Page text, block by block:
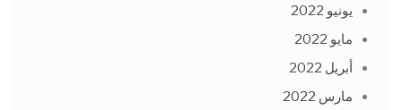
يونيو 2022
مايو 2022
أبريل 2022
مارس 2022